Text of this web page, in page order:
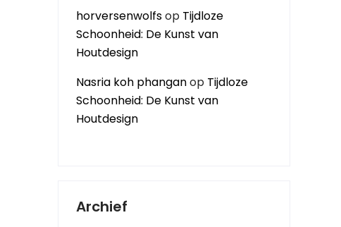
horversenwolfsop Tijdloze
Schoonheid: De Kunst van
Houtdesign
Nasria koh phanganop Tijdloze
Schoonheid: De Kunst van
Houtdesign
Archief